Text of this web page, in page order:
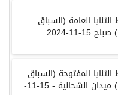
العامة (السباق
11-2024
المفتوحة (السباق
المحلي الرابع) ميدان الشحانية - 15-11-